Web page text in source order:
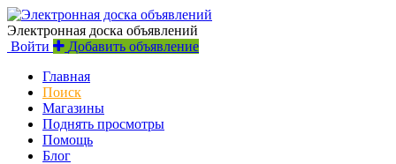
Электронная доска объявлений
Войти
Добавить объявление
Главная
Поиск
Магазины
Поднять просмотры
Помощь
Блог